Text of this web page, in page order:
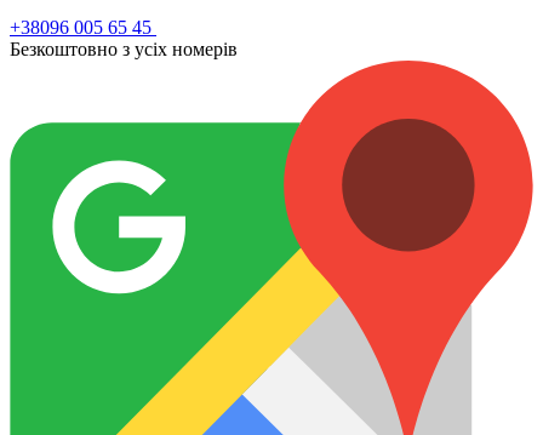
+38096 005 65 45
Безкоштовно з усiх номерiв